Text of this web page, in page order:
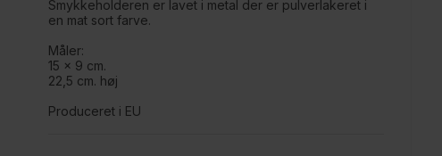
Smykkeholderen er lavet i metal der er pulverlakeret i
en mat sort farve.
Måler:
15 x 9 cm.
22,5 cm. høj
Produceret i EU